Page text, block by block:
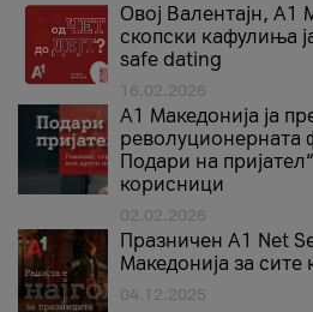
Овој Валентајн, A1
скопски кафулиња
safe dating
16.02.2026
А1 Македонија ја
револуционерната
Подари на
корисници
02.02.2026
Празничен A1 Net
Македонија за сите
04.12.2025